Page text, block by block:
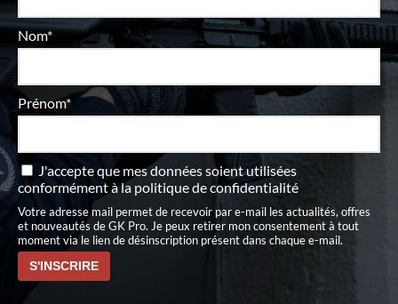
Nom*
Prénom*
J'accepte que mes données soient utilisées
conformément àla politique de confidentialité
Votre adresse mail permet de recevoir par e-mail les actualités, offres
et nouveautés de GK Pro. Je peux retirer mon consentement à tout
moment via le lien de désinscription présent dans chaque e-mail.